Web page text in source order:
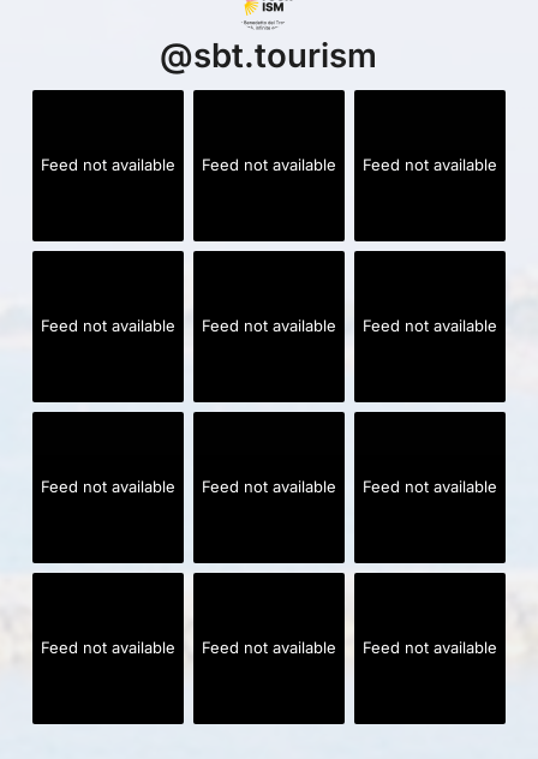
@sbt.tourism
Feed not available Feed not available Feed not available
Feed not available Feed not available Feed not available
Feed not available Feed not available Feed not available
Feed not available Feed not available Feed not available